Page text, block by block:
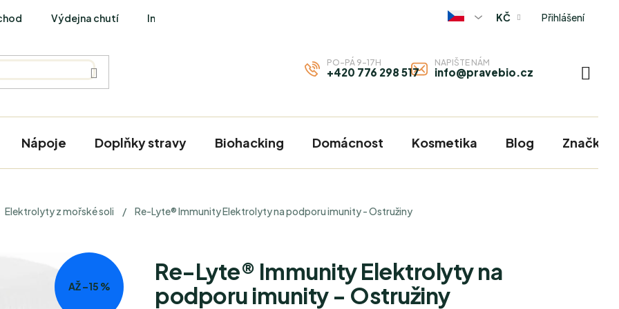
Výdejna chutí Interviews KČ Přihlášení
PO-PÁ 9-17H
+420 776 298 517
NAPIŠTE NÁM
info@pravebio.cz
Nápoje Doplňky stravy Biohacking Domácnost Kosmetika Blog Značky
Elektrolyty z mořské soli / Re-Lyte® Immunity Elektrolyty na podporu imunity - Ostružiny
Re-Lyte® Immunity Elektrolyty na
podporu imunity - Ostružiny
AŽ –15 %